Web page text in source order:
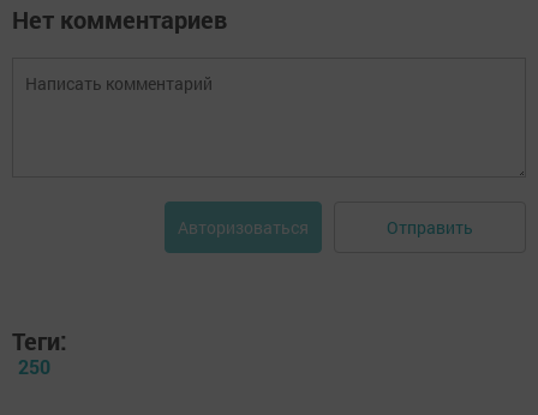
Нет комментариев
Авторизоваться Отправить
Теги:
250